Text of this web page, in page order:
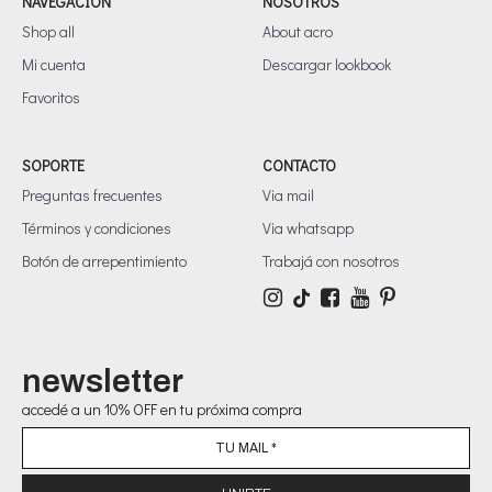
Shop all
Mi cuenta
Favoritos
About acro
Descargar lookbook
SOPORTE
Preguntas frecuentes
Términos y condiciones
Botón de arrepentimiento
CONTACTO
Via mail
Via whatsapp
Trabajá con nosotros
newsletter
accedé a un 10% OFF en tu próxima compra